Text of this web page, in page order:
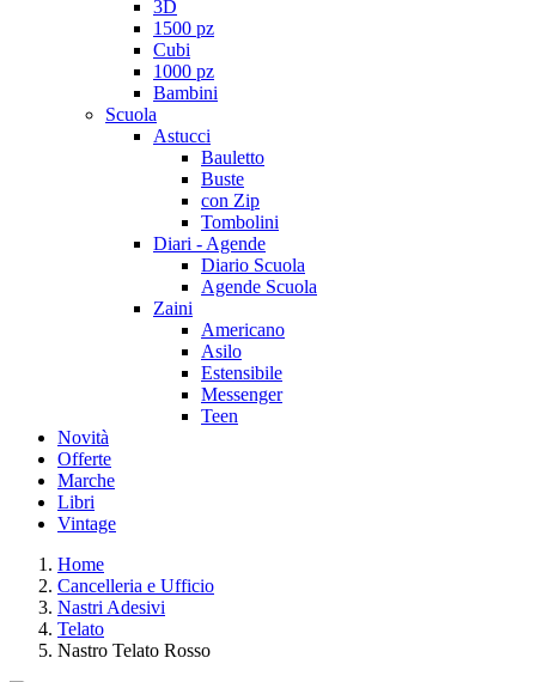
3D
1500 pz
Cubi
1000 pz
Bambini
Scuola
Astucci
Bauletto
Buste
con Zip
Tombolini
Diari - Agende
Diario Scuola
Agende Scuola
Zaini
Americano
Asilo
Estensibile
Messenger
Teen
Novità
Offerte
Marche
Libri
Vintage
Home
Cancelleria e Ufficio
Nastri Adesivi
Telato
Nastro Telato Rosso